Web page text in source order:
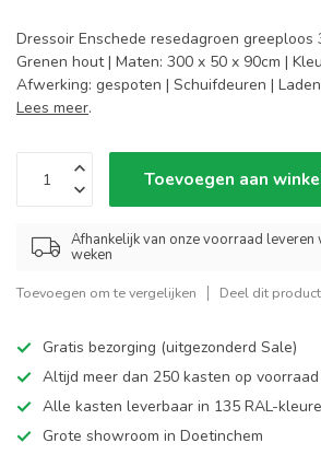
Dressoir Enschede resedagroen greeploos
Grenen hout | Maten: 300 x 50 x 90cm |
Afwerking: gespoten | Schuifdeuren |
Lees meer.
Toevoegen aan
Afhankelijk van onze voorraad leveren
weken
Toevoegen om te vergelijken Deel dit product
Gratis bezorging (uitgezonderd Sale)
Altijd meer dan 250 kasten op voorraad
Alle kasten leverbaar in 135 RAL-
Grote showroom in Doetinchem